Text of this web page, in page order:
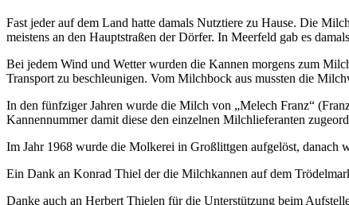
Fast jeder auf dem Land hatte damals Nutztiere zu
meistens an den Hauptstraßen der Dörfer. In Meerfeld gab es
Bei jedem Wind und Wetter wurden die Kannen morgens zum
Transport zu beschleunigen. Vom Milchbock aus mussten die
In den fünfziger Jahren wurde die Milch von „Melech Franz“
Kannennummer damit diese den einzelnen Milchlieferanten
Im Jahr 1968 wurde die Molkerei in Großlittgen aufgelöst, danach
Ein Dank an Konrad Thiel der die Milchkannen auf dem
Danke auch an Herbert Thielen für die Unterstützung beim